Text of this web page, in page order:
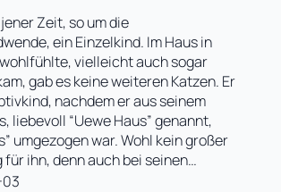
Zeit, so um die
ein Einzelkind. Im Haus in
vielleicht auch sogar
gab es keine weiteren Katzen. Er
nachdem er aus seinem
liebevoll “Uewe Haus” genannt,
umgezogen war. Wohl kein großer
für ihn, denn auch bei seinen…